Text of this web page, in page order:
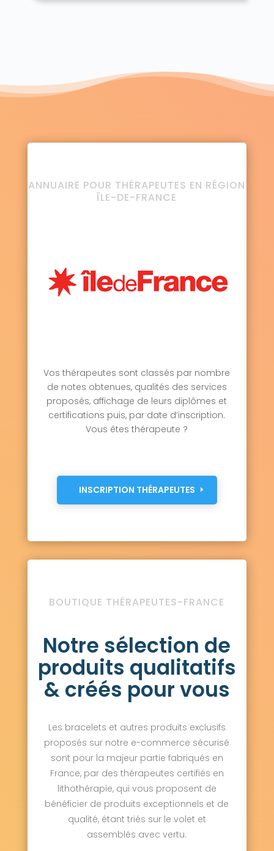
ANNUAIRE POUR THÉRAPEUTES EN RÉGION
ÎLE-DE-FRANCE
Vos thérapeutes sont classés par nombre
de notes obtenues, qualités des services
proposés, affichage de leurs diplômes et
certifications puis, par date d’inscription.
Vous êtes thérapeute ?
INSCRIPTION THÉRAPEUTES
BOUTIQUE THÉRAPEUTES-FRANCE
Notre sélection de
produits qualitatifs
& créés pour vous
Les bracelets et autres produits exclusifs
proposés sur notre e-commerce sécurisé
sont pour la majeur partie fabriqués en
France, par des thérapeutes certifiés en
lithothérapie, qui vous proposent de
bénéficier de produits exceptionnels et de
qualité, étant triés sur le volet et
assemblés avec vertu.